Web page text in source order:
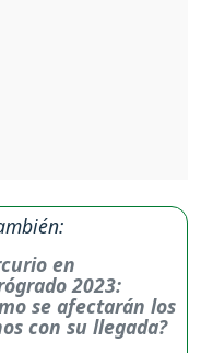
en
2023:
se afectarán los
con su llegada?